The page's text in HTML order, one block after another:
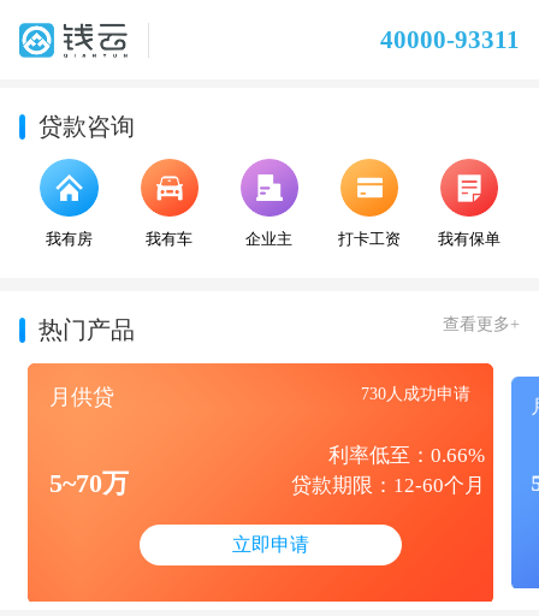
40000-93311
贷款咨询
我有房 我有车 企业主 打卡工资 我有保单
热门产品 查看更多+
月供贷 730人成功申请
5~70万
利率低至：0.66%
贷款期限：12-60个月
立即申请